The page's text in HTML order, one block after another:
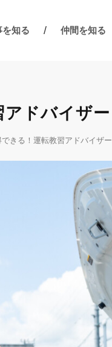
を知る 仲間を知る
アドバイザー
きる！運転教習アドバイザー